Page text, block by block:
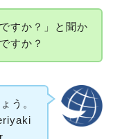
すか？」と聞か
すか？
う。